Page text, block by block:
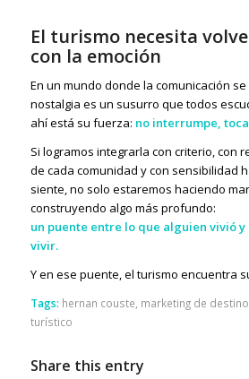
El turismo necesita
con la emoción
En un mundo donde la comunicación
nostalgia es un susurro que todos
ahí está su fuerza: no interrumpe, toca
Si logramos integrarla con criterio, con
de cada comunidad y con sensibilidad
siente, no solo estaremos haciendo
construyendo algo más profundo:
un puente entre lo que alguien vivió
vivir.
Y en ese puente, el turismo encuentra
Tags: hernan couste, marketing de
turístico
Share this entry